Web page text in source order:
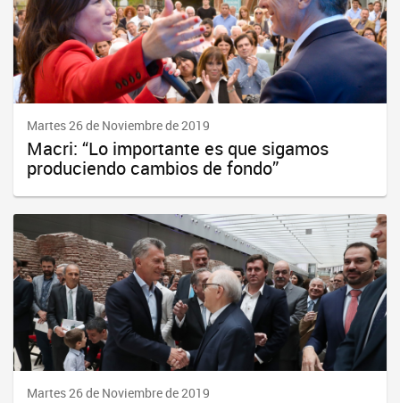
Martes 26 de Noviembre de 2019
Macri: “Lo importante es que sigamos
produciendo cambios de fondo”
Martes 26 de Noviembre de 2019